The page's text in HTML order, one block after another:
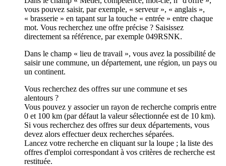
vous pouvez saisir, par exemple, « serveur », « anglais »,
« brasserie » en tapant sur la touche « entrée » entre chaque
mot. Vous recherchez une offre précise ? Saisissez
directement sa référence, par exemple 049RSNK.
Dans le champ « lieu de travail », vous avez la possibilité de
saisir une commune, un département, une région, un pays ou
un continent.
Vous recherchez des offres sur une commune et ses
alentours ?
Vous pouvez y associer un rayon de recherche compris entre
0 et 100 km (par défaut la valeur sélectionnée est de 10 km).
Si vous recherchez des offres sur deux départements, vous
devez alors effectuer deux recherches séparées.
Lancez votre recherche en cliquant sur la loupe ; la liste des
offres d'emploi correspondant à vos critères de recherche est
restituée.